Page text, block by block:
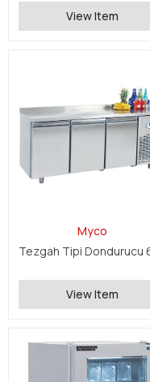
View Item
Myco
View Item